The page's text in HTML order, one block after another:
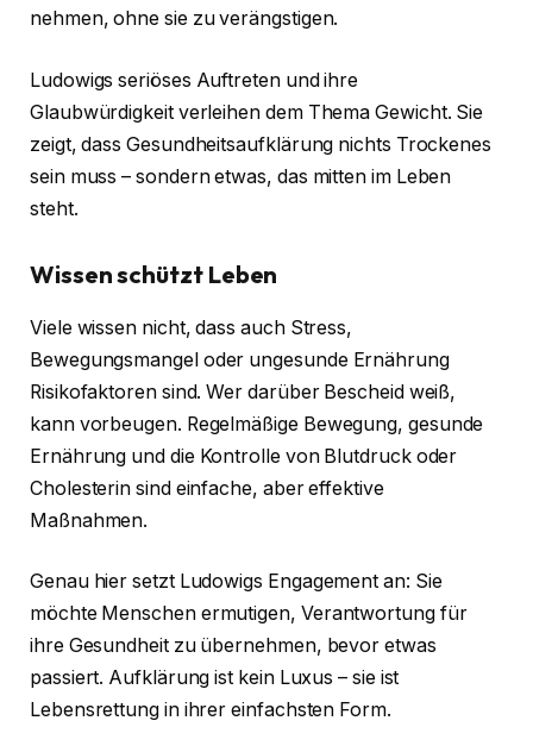
nehmen, ohne sie zu verängstigen.
Ludowigs seriöses Auftreten und ihre
Glaubwürdigkeit verleihen dem Thema Gewicht. Sie
zeigt, dass Gesundheitsaufklärung nichts Trockenes
sein muss – sondern etwas, das mitten im Leben
steht.
Wissen schützt Leben
Viele wissen nicht, dass auch Stress,
Bewegungsmangel oder ungesunde Ernährung
Risikofaktoren sind. Wer darüber Bescheid weiß,
kann vorbeugen. Regelmäßige Bewegung, gesunde
Ernährung und die Kontrolle von Blutdruck oder
Cholesterin sind einfache, aber effektive
Maßnahmen.
Genau hier setzt Ludowigs Engagement an: Sie
möchte Menschen ermutigen, Verantwortung für
ihre Gesundheit zu übernehmen, bevor etwas
passiert. Aufklärung ist kein Luxus – sie ist
Lebensrettung in ihrer einfachsten Form.